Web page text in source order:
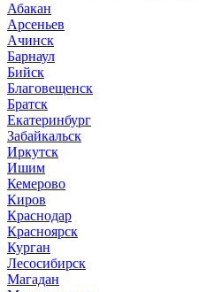
Абакан
Арсеньев
Ачинск
Барнаул
Бийск
Благовещенск
Братск
Екатеринбург
Забайкальск
Иркутск
Ишим
Кемерово
Киров
Краснодар
Красноярск
Курган
Лесосибирск
Магадан